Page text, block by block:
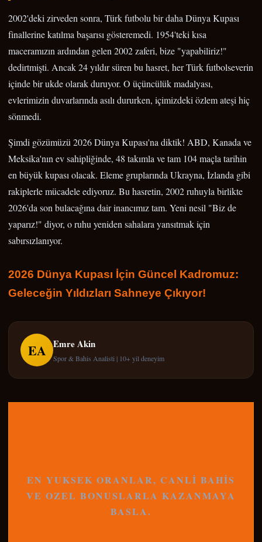
2002'deki zirveden sonra, Türk futbolu bir daha Dünya Kupası
finallerine katılma başarısı gösteremedi. 1954'teki kısa
maceramızın ardından gelen 2002 zaferi, bize "yapabiliriz!"
dedirtmişti. Ancak 24 yıldır süren bu hasret, her Türk futbolseverin
içinde bir ukde olarak duruyor. O üçüncülük madalyası,
evlerimizin duvarlarında asılı dururken, içimizdeki özlem ateşi hiç
sönmedi.
Şimdi gözümüzü 2026 Dünya Kupası'na diktik! ABD, Kanada ve
Meksika'nın ev sahipliğinde, 48 takımla ve tam 104 maçla tarihin
en büyük kupası olacak. Eleme gruplarında Ukrayna, İzlanda gibi
rakiplerle mücadele ediyoruz. Bu hasretin, 2002 ruhuyla birlikte
2026'da son bulacağına dair inancımız tam. Yeni nesil "Biz de
yaparız!" diyor, o ruhu yeniden sahalara yansıtmak için
sabırsızlanıyor.
2026 Dünya Kupası İçin Güncel Kadromuz:
Geleceğin Yıldızları Sahneye Çıkıyor!
EA Emre Akin
Spor & Bahis Analisti | 10+ yil deneyim
EN YUKSEK ORANLAR, CANLI BAHIS
VE OZEL BONUSLARLA KAZANMAYA
BASLA.